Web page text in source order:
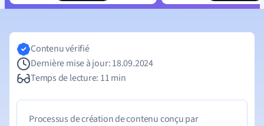
Contenu vérifié
Dernière mise à jour: 18.09.2024
Temps de lecture: 11 min
Processus de création de contenu conçu par